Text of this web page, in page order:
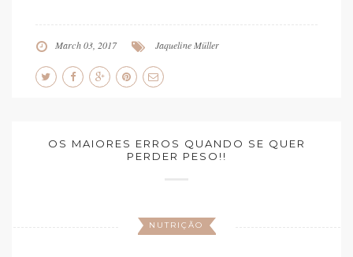
March 03, 2017 Jaqueline Müller
OS MAIORES ERROS QUANDO SE QUER
PERDER PESO!!
NUTRIÇÃO